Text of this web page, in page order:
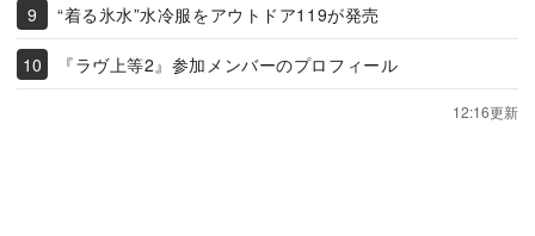
“着る氷水”水冷服をアウトドア119が発売
『ラヴ上等2』参加メンバーのプロフィール
12:16更新